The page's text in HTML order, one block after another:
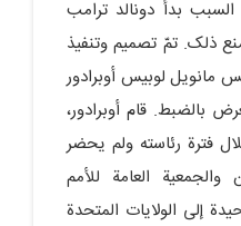
بدأ دونالد ترامب
ذلک. تمّ تصمیم وتنفیذ
مانویل لوبیس أوبرادور
بالضبط. قام أوبرادور،
فترة رئاسته ولم یحضر
العامة للأمم
إلى الولایات المتحدة